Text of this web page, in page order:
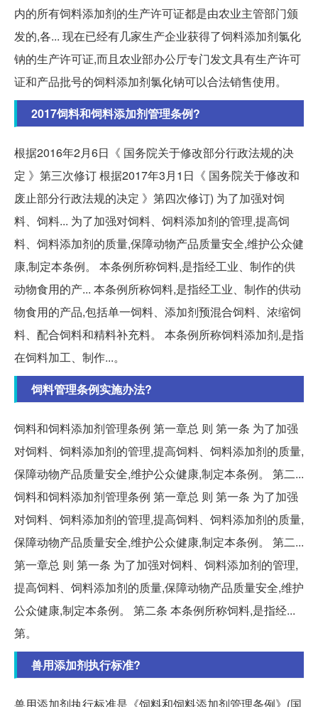
内的所有饲料添加剂的生产许可证都是由农业主管部门颁
发的,各... 现在已经有几家生产企业获得了饲料添加剂氯化
钠的生产许可证,而且农业部办公厅专门发文具有生产许可
证和产品批号的饲料添加剂氯化钠可以合法销售使用。
2017饲料和饲料添加剂管理条例?
根据2016年2月6日《 国务院关于修改部分行政法规的决
定 》第三次修订 根据2017年3月1日《 国务院关于修改和
废止部分行政法规的决定 》第四次修订) 为了加强对饲
料、饲料... 为了加强对饲料、饲料添加剂的管理,提高饲
料、饲料添加剂的质量,保障动物产品质量安全,维护公众健
康,制定本条例。 本条例所称饲料,是指经工业、制作的供
动物食用的产... 本条例所称饲料,是指经工业、制作的供动
物食用的产品,包括单一饲料、添加剂预混合饲料、浓缩饲
料、配合饲料和精料补充料。 本条例所称饲料添加剂,是指
在饲料加工、制作...。
饲料管理条例实施办法?
饲料和饲料添加剂管理条例 第一章总 则 第一条 为了加强
对饲料、饲料添加剂的管理,提高饲料、饲料添加剂的质量,
保障动物产品质量安全,维护公众健康,制定本条例。 第二...
饲料和饲料添加剂管理条例 第一章总 则 第一条 为了加强
对饲料、饲料添加剂的管理,提高饲料、饲料添加剂的质量,
保障动物产品质量安全,维护公众健康,制定本条例。 第二...
第一章总 则 第一条 为了加强对饲料、饲料添加剂的管理,
提高饲料、饲料添加剂的质量,保障动物产品质量安全,维护
公众健康,制定本条例。 第二条 本条例所称饲料,是指经...
第。
兽用添加剂执行标准?
兽用添加剂执行标准是《饲料和饲料添加剂管理条例》(国